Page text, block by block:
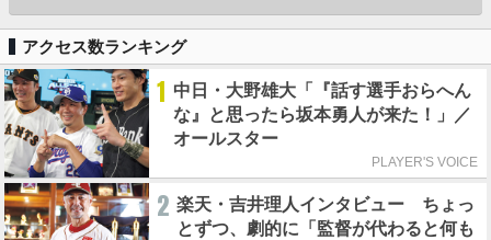
アクセス数ランキング
1 中日・大野雄大「『話す選手おらへん
な』と思ったら坂本勇人が来た！」／
オールスター
PLAYER'S VOICE
2 楽天・吉井理人インタビュー ちょっ
とずつ、劇的に「監督が代わると何も